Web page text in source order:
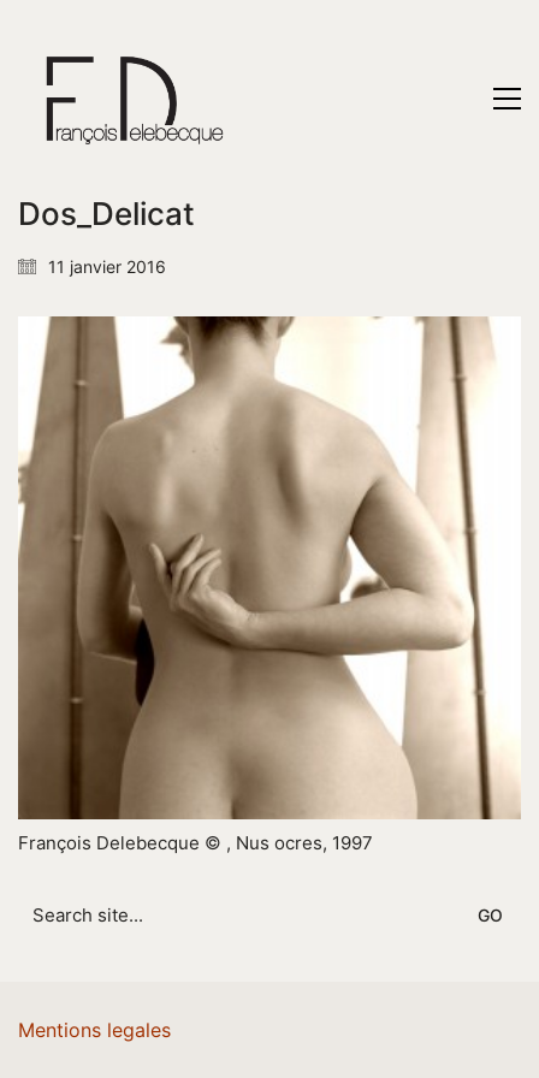
Dos_Delicat
11 janvier 2016
François Delebecque © , Nus ocres, 1997
for:
Mentions legales